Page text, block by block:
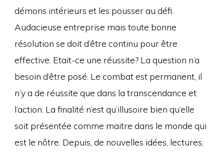
démons intérieurs et les pousser au défi.
Audacieuse entreprise mais toute bonne
résolution se doit d’être continu pour être
effective. Etait-ce une réussite? La question n’a
besoin d’être posé. Le combat est permanent, il
n’y a de réussite que dans la transcendance et
l’action. La finalité n’est qu’illusoire bien qu’elle
soit présentée comme maitre dans le monde qui
est le nôtre. Depuis, de nouvelles idées, lectures,